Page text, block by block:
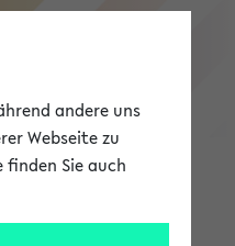
andere uns
Webseite zu
Sie auch